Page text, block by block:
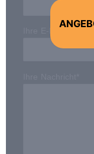
Ihre E-Mail-